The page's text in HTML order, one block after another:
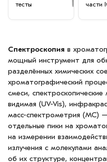
тесты
части
Спектроскопия в
мощный инструмент для
разделённых химических
хроматографический
смеси,
видимая (UV-Vis),
масс-спектрометрия (МС)
отдельные пики на
на измерении
излучения с молекулами
об их структуре,